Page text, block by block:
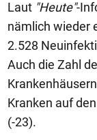
Laut "Heute"-
nämlich wieder
2.528
Auch die Zahl
Kranken auf
(-23).